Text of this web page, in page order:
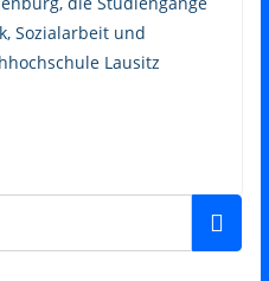
Sozialarbeit und
Lausitz